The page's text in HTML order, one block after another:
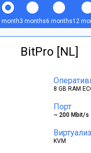
month3 months6 months12
BitPro [NL]
8 GB RAM
Порт
~ 200 Mbit/s
KVM